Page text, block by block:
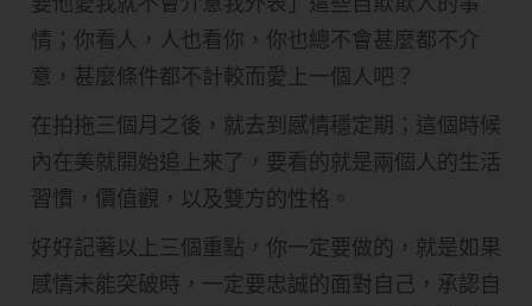
情；你看人，人也看你，你也總不會甚麼都不介
意，甚麼條件都不計較而愛上一個人吧？
在拍拖三個月之後，就去到感情穩定期；這個時候
內在美就開始追上來了，要看的就是兩個人的生活
習慣，價值觀，以及雙方的性格。
好好記著以上三個重點，你一定要做的，就是如果
感情未能突破時，一定要忠誠的面對自己，承認自